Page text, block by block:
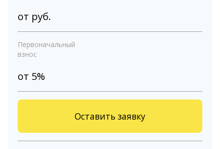
от руб.
Первоначальный
взнос
от 5%
Оставить заявку